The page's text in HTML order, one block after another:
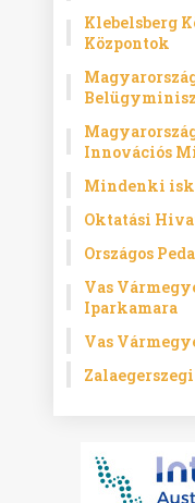
Klebelsberg
Központok
Innovációs
Mindenki
Oktatási
Országos
Vas
Iparkamara
Vas